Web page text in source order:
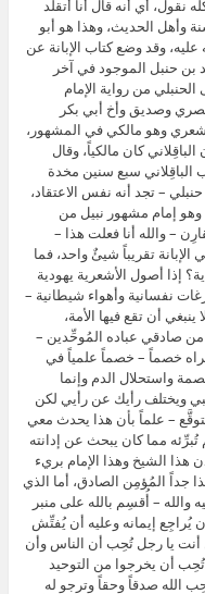
نقول، أي أنه قال أنا أتقلَّد
وأهل الحديث، وهذا هو أبو
وقد وضع كتاب الإبانة عن
بن حنبل الموجود في آخر
من رواية الإمام
وصديق وأخ أبي بكر
أشعري وهو مالكي في المشهور،
كان مالكياً، وقال
سبع سنين مخدة
– تجد أنه نفس الاعتقاد،
إمام مشهور نبيل من
– والله أنا فعلت هذا –
تقريباً شيئٌ واحد، فما
إذا أصول الأشعرية يهودية
نفسانية وأهواء شيطانية –
ينبغي أن تقع فيها الأمة،
من صادقي عباده المُوحِّدين –
خصماً – خصماً علمياً في
واستحلال الدم وإنما
ويختلف رأيك عن رأيي لكن
– علماً بأن هذا يحدث معي
تُبرِّئه مما كان يبحث عن إدانته
هذا الشيخ وهذا الإمام بريء
جداً المُؤمِن الصادق، أما الذي
– أُقسِم بالله على منبر
يُراجِع إيمانه وعليه أن يُفتِّش
أنت يا رجل تُحِب أن الناس وأن
تُحِب أن يخرجوا من التوحيد
الله صدقاً وحقاً وترجو له